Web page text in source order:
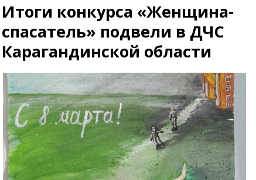
Спорт
Выставки
Цирк и зоопарк
Услуги
Электроника
Мебель
Карты
Web-камеры
Пробки
Карта Караганды
Организации
Мой участковый
Перекрытие дорог
Погода
Караганда
Темиртау
Балхаш
Жезказган
Итоги конкурса «Женщина-
спасатель» подвели в ДЧС
Карагандинской области